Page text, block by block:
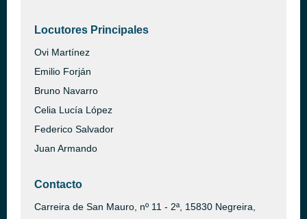
Locutores Principales
Ovi Martínez
Emilio Forján
Bruno Navarro
Celia Lucía López
Federico Salvador
Juan Armando
Contacto
Carreira de San Mauro, nº 11 - 2ª, 15830 Negreira,